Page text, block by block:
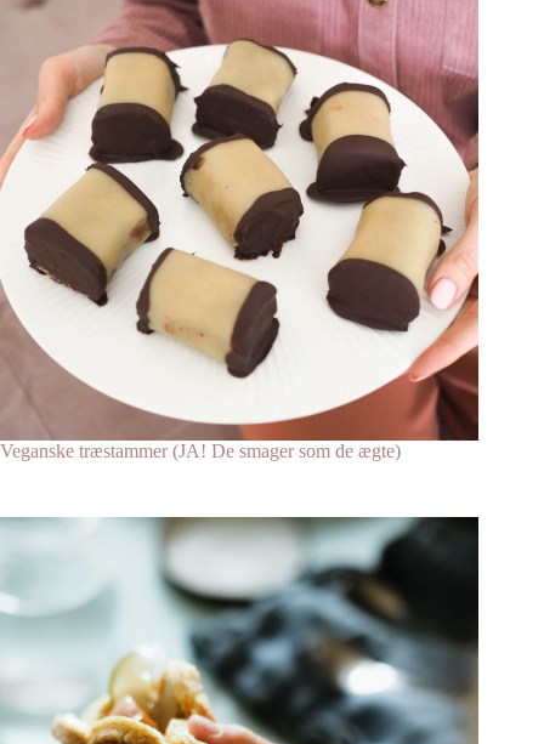
Veganske træstammer (JA! De smager som de ægte)